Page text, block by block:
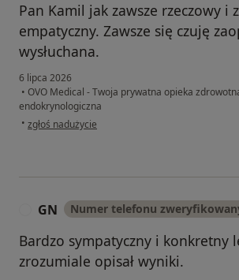
Pan Kamil jak zawsze rzeczowy i
empatyczny. Zawsze się czuję
wysłuchana.
6 lipca 2026
• OVO Medical - Twoja prywatna opieka
endokrynologiczna
• w opinii użytkownika Agata
zgłoś nadużycie
GN Numer telefonu
Bardzo sympatyczny i konkretny
zrozumiale opisał wyniki.